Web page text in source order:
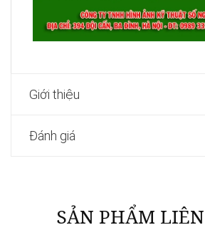
Giới thiệu
Đánh giá
SẢN PHẨM